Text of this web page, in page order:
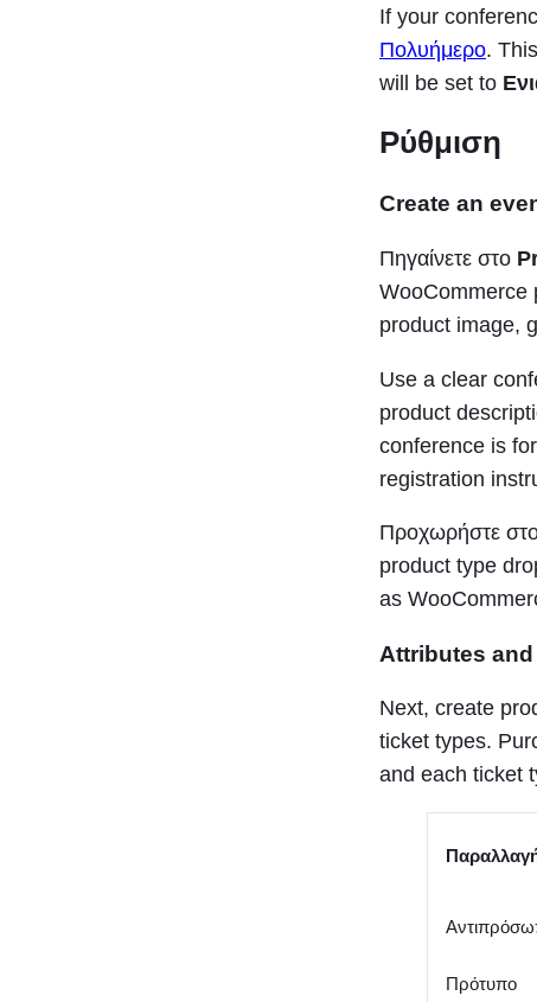
If your
Πολυήμερο.
will be set to
Ρύθμιση
Create an
Πηγαίνετε στο
WooCommerce
product image,
Use a clear
product
conference is
registration
Προχωρήστε
product type
as
Attributes
Next, create
ticket types.
and each ticket
Πρότυπο